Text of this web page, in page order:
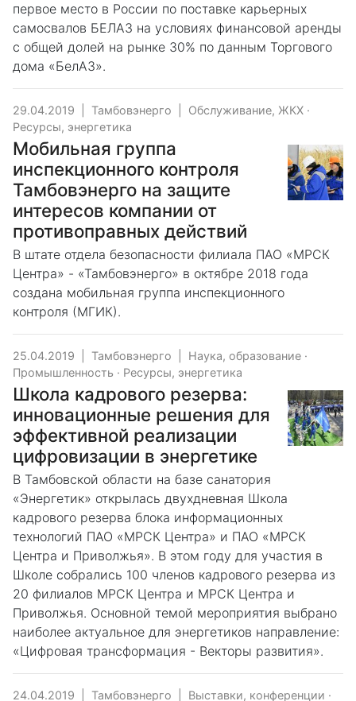
первое место в России по поставке карьерных
самосвалов БЕЛАЗ на условиях финансовой аренды
с общей долей на рынке 30% по данным Торгового
дома «БелАЗ».
29.04.2019 Тамбовэнерго Обслуживание, ЖКХ ·
Ресурсы, энергетика
Мобильная группа
инспекционного контроля
Тамбовэнерго на защите
интересов компании от
противоправных действий
В штате отдела безопасности филиала ПАО «МРСК
Центра» - «Тамбовэнерго» в октябре 2018 года
создана мобильная группа инспекционного
контроля (МГИК).
25.04.2019 Тамбовэнерго Наука, образование ·
Промышленность · Ресурсы, энергетика
Школа кадрового резерва:
инновационные решения для
эффективной реализации
цифровизации в энергетике
В Тамбовской области на базе санатория
«Энергетик» открылась двухдневная Школа
кадрового резерва блока информационных
технологий ПАО «МРСК Центра» и ПАО «МРСК
Центра и Приволжья». В этом году для участия в
Школе собрались 100 членов кадрового резерва из
20 филиалов МРСК Центра и МРСК Центра и
Приволжья. Основной темой мероприятия выбрано
наиболее актуальное для энергетиков направление:
«Цифровая трансформация - Векторы развития».
24.04.2019 Тамбовэнерго Выставки, конференции ·